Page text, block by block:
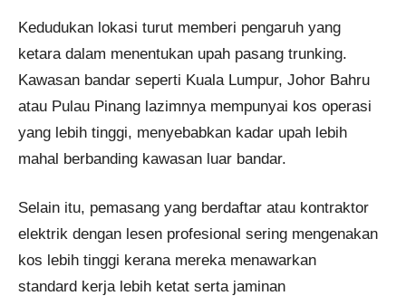
Kedudukan lokasi turut memberi pengaruh yang
ketara dalam menentukan upah pasang trunking.
Kawasan bandar seperti Kuala Lumpur, Johor Bahru
atau Pulau Pinang lazimnya mempunyai kos operasi
yang lebih tinggi, menyebabkan kadar upah lebih
mahal berbanding kawasan luar bandar.
Selain itu, pemasang yang berdaftar atau kontraktor
elektrik dengan lesen profesional sering mengenakan
kos lebih tinggi kerana mereka menawarkan
standard kerja lebih ketat serta jaminan